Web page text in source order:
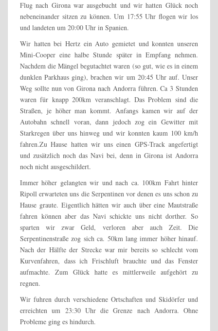
Flug nach Girona war ausgebucht und wir hatten Glück noch
nebeneinander sitzen zu können. Um 17:55 Uhr flogen wir los
und landeten um 20:00 Uhr in Spanien.
Wir hatten bei Hertz ein Auto gemietet und konnten unseren
Mini-Cooper eine halbe Stunde später in Empfang nehmen.
Nachdem die Mängel begutachtet waren (so gut, wie es in einem
dunklen Parkhaus ging), brachen wir um 20:45 Uhr auf. Unser
Weg sollte nun von Girona nach Andorra führen. Ca 3 Stunden
waren für knapp 200km veranschlagt. Das Problem sind die
Straßen, je höher man kommt. Anfangs kamen wir auf der
Autobahn schnell voran, dann jedoch zog ein Gewitter mit
Starkregen über uns hinweg und wir konnten kaum 100 km/h
fahren.Zu Hause hatten wir uns einen GPS-Track angefertigt
und zusätzlich noch das Navi bei, denn in Girona ist Andorra
noch nicht ausgeschildert.
Immer höher gelangten wir und nach ca. 100km Fahrt hinter
Ripoll erwarteten uns die Serpentinen vor denen es uns schon zu
Hause graute. Eigentlich hätten wir auch über eine Mautstraße
fahren können aber das Navi schickte uns nicht dorther. So
sparten wir zwar Geld, verloren aber auch Zeit. Die
Serpentinenstraße zog sich ca. 50km lang immer höher hinauf.
Nach der Hälfte der Strecke war mir bereits so schlecht vom
Kurvenfahren, dass ich Frischluft brauchte und das Fenster
aufmachte. Zum Glück hatte es mittlerweile aufgehört zu
regnen.
Wir fuhren durch verschiedene Ortschaften und Skidörfer und
erreichten um 23:30 Uhr die Grenze nach Andorra. Ohne
Probleme ging es hindurch.